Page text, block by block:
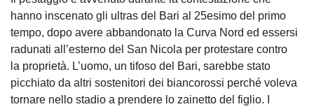
hanno inscenato gli ultras del Bari al 25esimo del primo
tempo, dopo avere abbandonato la Curva Nord ed essersi
radunati all’esterno del San Nicola per protestare contro
la proprietà. L’uomo, un tifoso del Bari, sarebbe stato
picchiato da altri sostenitori dei biancorossi perché voleva
tornare nello stadio a prendere lo zainetto del figlio. I